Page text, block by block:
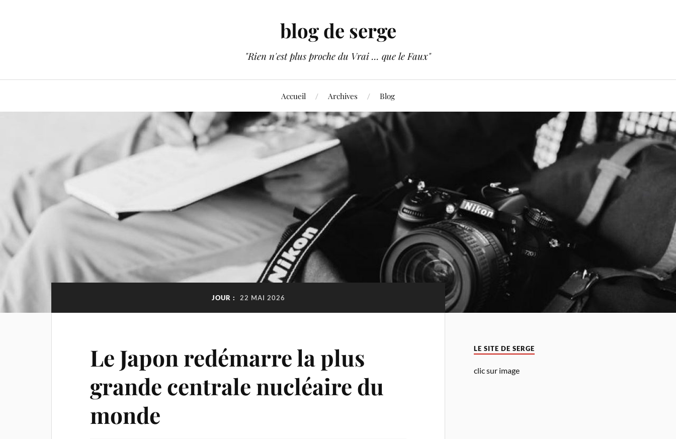
blog de serge
"Rien n'est plus proche du Vrai ... que le Faux"
Accueil Archives Blog
JOUR : 22 MAI 2026
Le Japon redémarre la plus
grande centrale nucléaire du
monde
LE SITE DE SERGE
clic sur image